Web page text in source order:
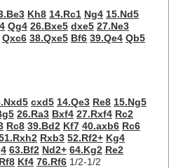
Kh8 14.Rc1 Ng4 15.Nd5
Qg4 26.Bxe5 dxe5 27.Ne3
Qxc6 38.Qxe5 Bf6 39.Qe4 Qb5
cxd5 14.Qe3 Re8 15.Ng5
26.Ra3 Bxf4 27.Rxf4 Rc2
Rc8 39.Bd2 Kf7 40.axb6 Rc6
Rxb3 52.Rf2+ Kg4
63.Bf2 Nd2+ 64.Kg2 Re2
Kf4 76.Rf6 1/2-1/2